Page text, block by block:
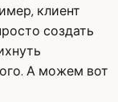
клиент
создать
А можем вот